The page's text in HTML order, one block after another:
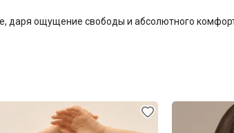
даря ощущение свободы и абсолютного
использованию эластичных материалов,
при желании для максимальной